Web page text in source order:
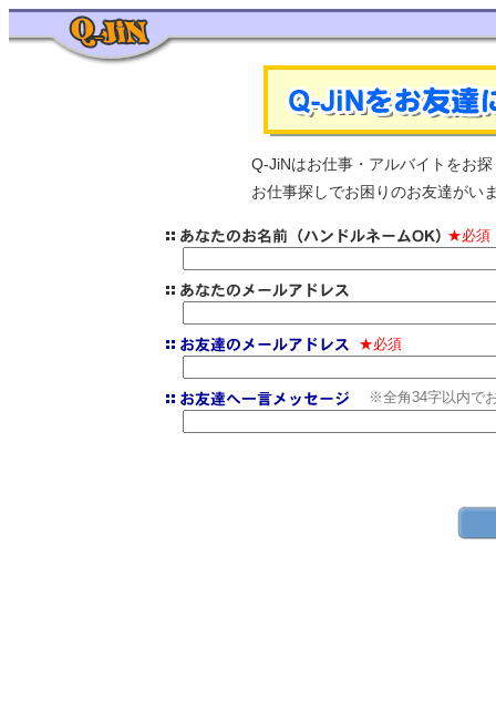
Q-JiNはお仕事・アルバイトをお
お仕事探しでお困りのお友達がい
★必須
★必須
※全角34字以内で